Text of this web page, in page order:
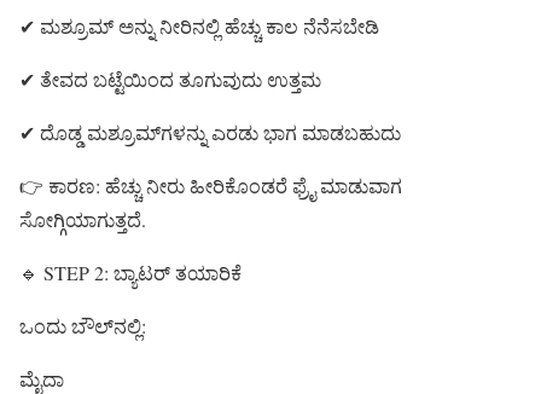
✔ ಮಶ್ರೂಮ್ ಅನ್ನು ನೀರಿನಲ್ಲಿ ಹೆಚ್ಚು ಕಾಲ ನೆನೆಸಬೇಡಿ
✔ ತೇವದ ಬಟ್ಟೆಯಿಂದ ತೂಗುವುದು ಉತ್ತಮ
✔ ದೊಡ್ಡ ಮಶ್ರೂಮ್‌ಗಳನ್ನು ಎರಡು ಭಾಗ ಮಾಡಬಹುದು
👉 ಕಾರಣ: ಹೆಚ್ಚು ನೀರು ಹೀರಿಕೊಂಡರೆ ಫ್ರೈ ಮಾಡುವಾಗ
ಸೋಗ್ಗಿಯಾಗುತ್ತದೆ.
🔹 STEP 2: ಬ್ಯಾಟರ್ ತಯಾರಿಕೆ
ಒಂದು ಬೌಲ್‌ನಲ್ಲಿ:
ಮೈದಾ